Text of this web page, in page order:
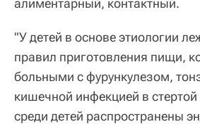
"У детей в основе этиологии
правил приготовления пищи,
больными с фурункулезом,
кишечной инфекцией в
среди детей распространены